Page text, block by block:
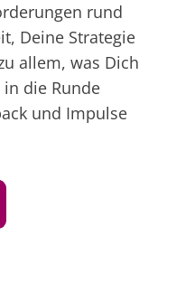
rund
Deine Strategie
allem, was Dich
die Runde
und Impulse